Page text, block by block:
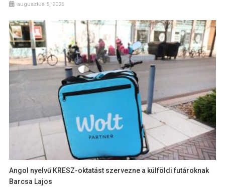
augusztus 5, 2026
Angol nyelvű KRESZ-oktatást szervezne a külföldi futároknak
Barcsa Lajos